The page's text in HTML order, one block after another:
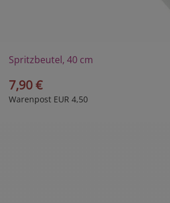
Spritzbeutel, 40 cm
7,90 €
Warenpost EUR 4,50